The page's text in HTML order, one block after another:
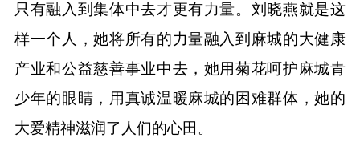
只有融入到集体中去才更有力量。刘晓燕就是这
样一个人，她将所有的力量融入到麻城的大健康
产业和公益慈善事业中去，她用菊花呵护麻城青
少年的眼睛，用真诚温暖麻城的困难群体，她的
大爱精神滋润了人们的心田。